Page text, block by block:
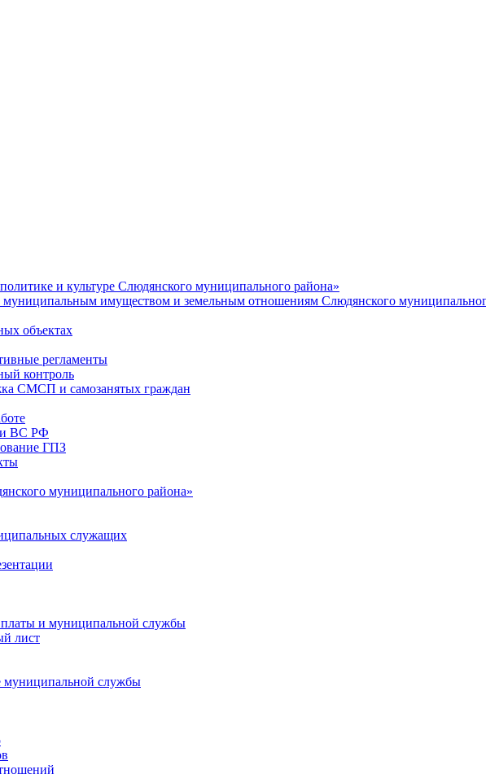
и культуре Слюдянского муниципального района»
имуществом и земельным отношениям Слюдянского
объектах
регламенты
контроль
СМСП и самозанятых граждан
ВС РФ
ГПЗ
муниципального района»
служащих
платы и муниципальной службы
лист
муниципальной службы